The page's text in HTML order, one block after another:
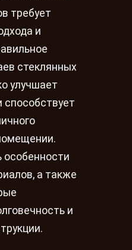
требует
и
стеклянных
улучшает
способствует
а также
и